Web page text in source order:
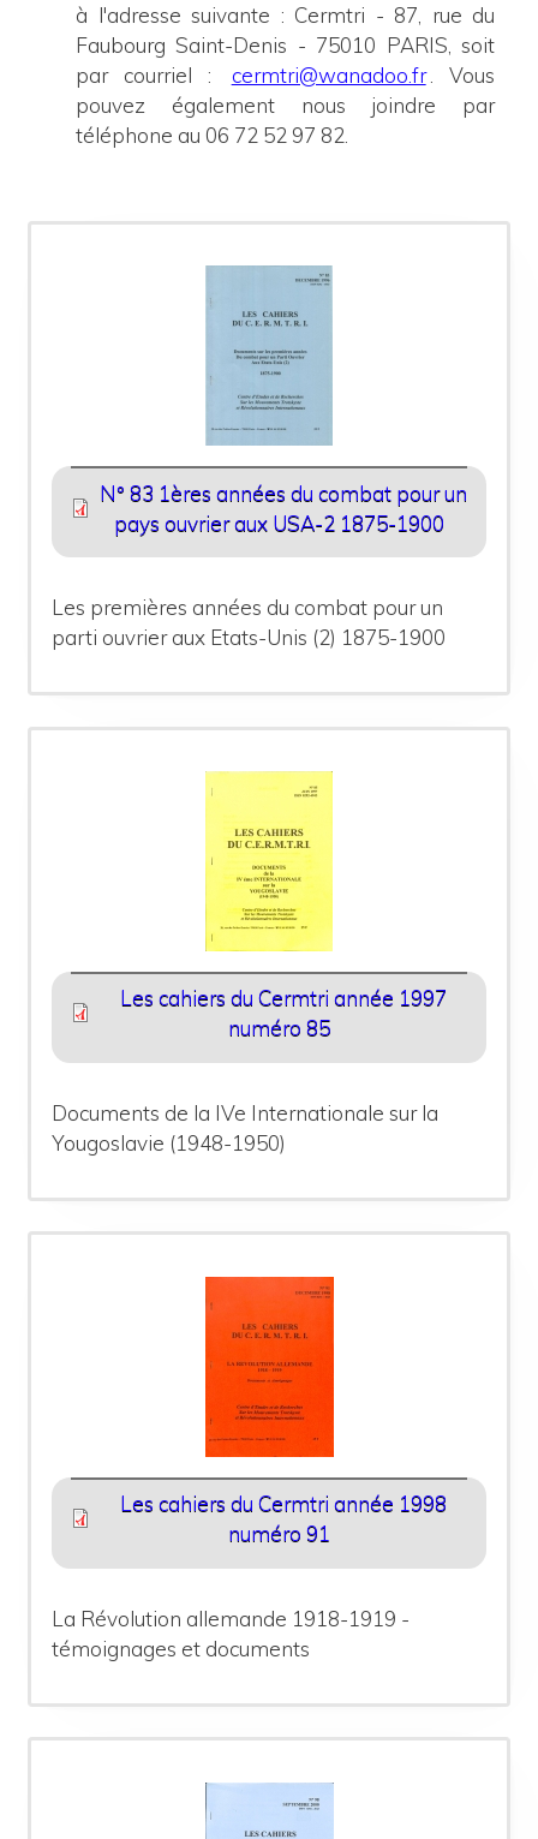
à l'adresse suivante : Cermtri - 87, rue du
Faubourg Saint-Denis - 75010 PARIS, soit
par courriel :
cermtri@wanadoo.fr . Vous
pouvez également nous joindre par
téléphone au 06 72 52 97 82.
N° 83 1ères années du combat pour un
pays ouvrier aux USA-2 1875-1900
Les premières années du combat pour un
parti ouvrier aux Etats-Unis (2) 1875-1900
Les cahiers du Cermtri année 1997
numéro 85
Documents de la IVe Internationale sur la
Yougoslavie (1948-1950)
Les cahiers du Cermtri année 1998
numéro 91
La Révolution allemande 1918-1919 -
témoignages et documents